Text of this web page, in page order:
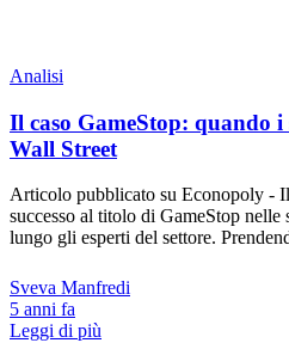
Analisi
Il caso GameStop: quando
Wall Street
Articolo pubblicato su Econopoly -
successo al titolo di GameStop nelle
lungo gli esperti del settore.
Sveva Manfredi
5 anni fa
Leggi di più